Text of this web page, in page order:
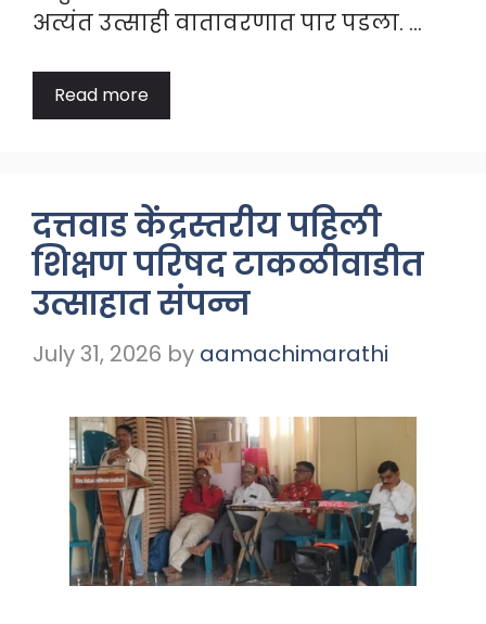
अत्यंत उत्साही वातावरणात पार पडला. …
Read more
दत्तवाड केंद्रस्तरीय पहिली
शिक्षण परिषद टाकळीवाडीत
उत्साहात संपन्न
July 31, 2026 by aamachimarathi